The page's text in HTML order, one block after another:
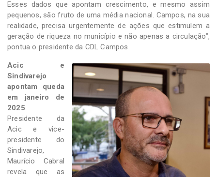
Esses dados que apontam crescimento, e mesmo assim
pequenos, são fruto de uma média nacional. Campos, na sua
realidade, precisa urgentemente de ações que estimulem a
geração de riqueza no município e não apenas a circulação”,
pontua o presidente da CDL Campos.
Acic e
Sindivarejo
apontam queda
em janeiro de
2025
Presidente da
Acic e vice-
presidente do
Sindivarejo,
Maurício Cabral
revela que as